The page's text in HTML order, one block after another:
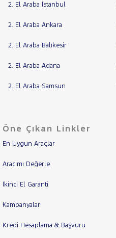
2. El Araba İstanbul
2. El Araba Ankara
2. El Araba Balıkesir
2. El Araba Adana
2. El Araba Samsun
Öne Çıkan Linkler
En Uygun Araçlar
Aracımı Değerle
İkinci El Garanti
Kampanyalar
Kredi Hesaplama & Başvuru